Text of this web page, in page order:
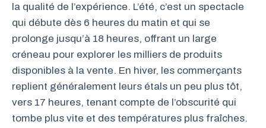
la qualité de l’expérience. L’été, c’est un spectacle
qui débute dès 6 heures du matin et qui se
prolonge jusqu’à 18 heures, offrant un large
créneau pour explorer les milliers de produits
disponibles à la vente. En hiver, les commerçants
replient généralement leurs étals un peu plus tôt,
vers 17 heures, tenant compte de l’obscurité qui
tombe plus vite et des températures plus fraîches.